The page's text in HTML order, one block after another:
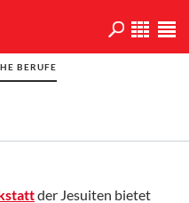
BERUFE
der Jesuiten bietet